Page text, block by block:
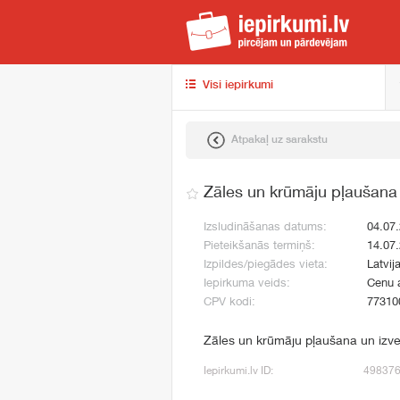
Visi iepirkumi
Atpakaļ uz sarakstu
Zāles un krūmāju
Izsludināšanas datums:
Pieteikšanās termiņš:
Izpildes/piegādes vieta:
Iepirkuma veids:
Cenu
CPV kodi:
Zāles un krūmāju pļaušana un
Iepirkumi.lv ID: